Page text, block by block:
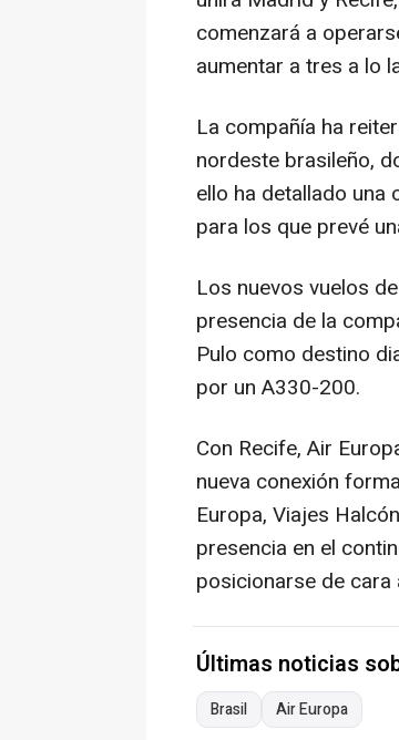
comenzará a
aumentar a tres a lo
La compañía ha
nordeste brasileño,
ello ha detallado una
para los que prevé
Los nuevos vuelos
presencia de la
Pulo como destino
por un A330-200.
Con Recife, Air
nueva conexión
Europa, Viajes
presencia en el
posicionarse de cara
Últimas noticias
Brasil Air Europa